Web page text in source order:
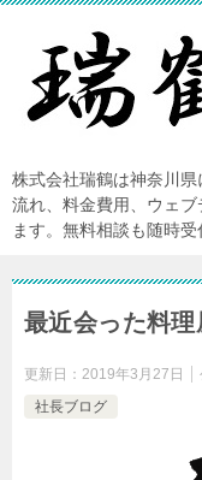
株式会社瑞鶴は神奈川
流れ、料金費用、ウェ
ます。無料相談も随時受
最近会った料
更新日： 2019年3月27日
社長ブログ